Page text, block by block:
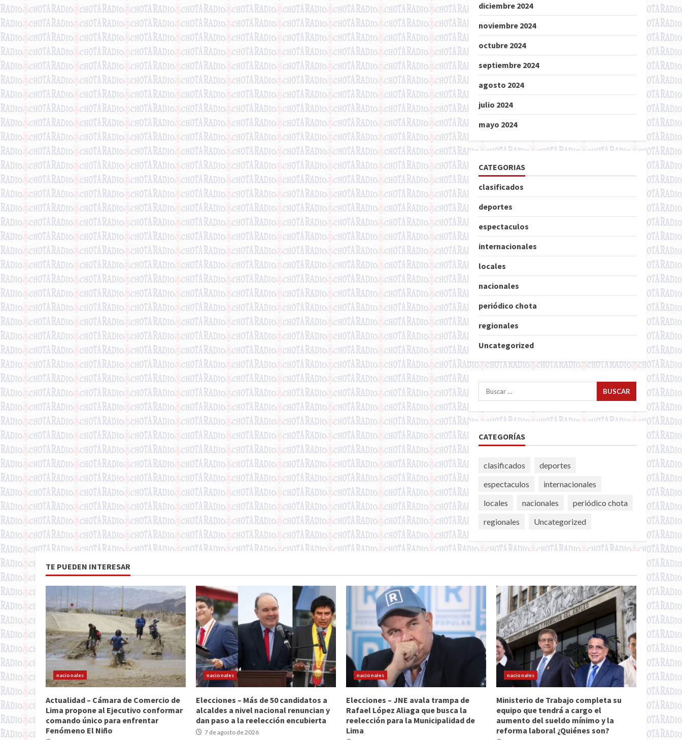
diciembre 2024
noviembre 2024
octubre 2024
septiembre 2024
agosto 2024
julio 2024
mayo 2024
CATEGORIAS
clasificados
deportes
espectaculos
internacionales
locales
nacionales
periódico chota
regionales
Uncategorized
Buscar:
CATEGORÍAS
clasificados
deportes
espectaculos
internacionales
locales
nacionales
periódico chota
regionales
Uncategorized
TE PUEDEN INTERESAR
nacionales
Actualidad – Cámara de Comercio de
Lima propone al Ejecutivo conformar
comando único para enfrentar
Fenómeno El Niño
nacionales
Elecciones – Más de 50 candidatos a
alcaldes a nivel nacional renuncian y
dan paso a la reelección encubierta
7 de agosto de 2026
nacionales
Elecciones – JNE avala trampa de
Rafael López Aliaga que busca la
reelección para la Municipalidad de
Lima
nacionales
Ministerio de Trabajo completa su
equipo que tendrá a cargo el
aumento del sueldo mínimo y la
reforma laboral ¿Quiénes son?